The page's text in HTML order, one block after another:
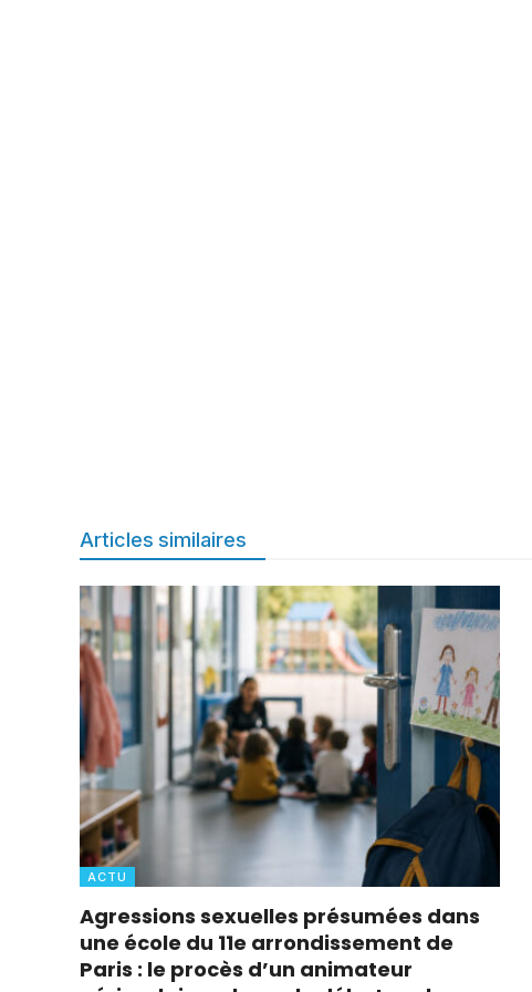
Articles similaires
ACTU
Agressions sexuelles présumées dans
une école du 11e arrondissement de
Paris : le procès d’un animateur